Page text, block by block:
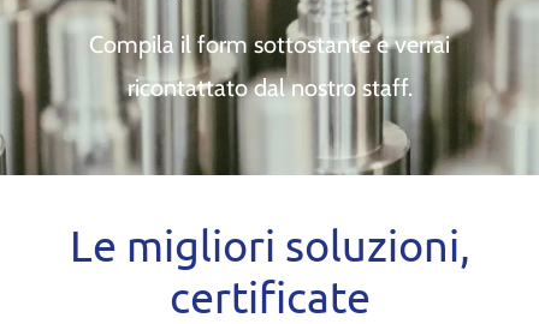
Compila il form sottostante e verrai
ricontattato dal nostro staff.
Le migliori soluzioni,
certificate